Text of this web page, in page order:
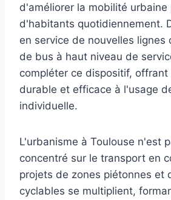
d'améliorer la mobilité urbaine
d'habitants quotidiennement.
en service de nouvelles lignes
de bus à haut niveau de
compléter ce dispositif,
durable et efficace à l'usage
individuelle.
L'urbanisme à Toulouse n'est
concentré sur le transport en
projets de zones piétonnes et
cyclables se multiplient,